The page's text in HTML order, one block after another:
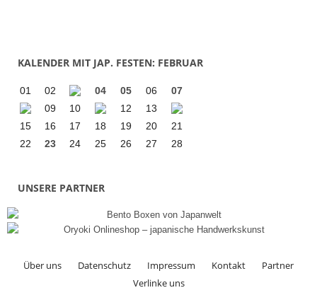
KALENDER MIT JAP. FESTEN: FEBRUAR
01 02 04 05 06
07
09
10 12
13
15
16 17 18 19 20
21
22
23 24 25 26 27 28
UNSERE PARTNER
Über uns Datenschutz Impressum Kontakt
Partner
Verlinke uns